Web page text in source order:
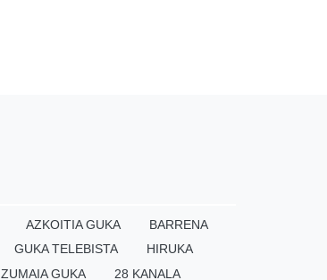
AZKOITIA GUKA
BARRENA
GUKA TELEBISTA
HIRUKA
ZUMAIA GUKA 28 KANALA